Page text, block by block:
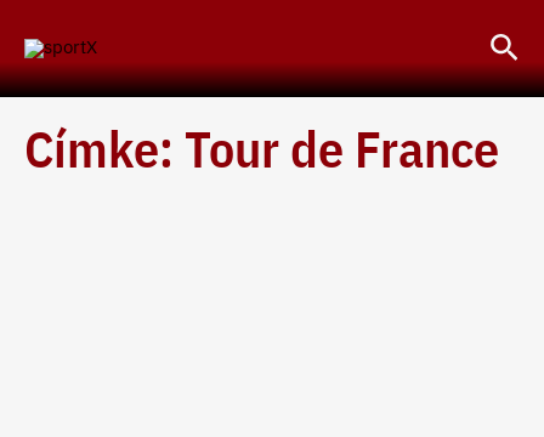
content
Címke: Tour de France